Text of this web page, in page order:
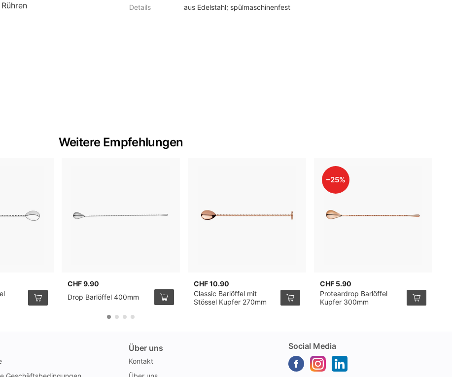
Details aus Edelstahl; spülmaschinenfest
Weitere Empfehlungen
CHF 9.90
Drop Barlöffel 400mm
CHF 10.90
Classic Barlöffel mit
Stössel Kupfer 270mm
–25%
CHF 5.90
Proteardrop Barlöffel
Kupfer 300mm
Über uns
Kontakt
Social Media